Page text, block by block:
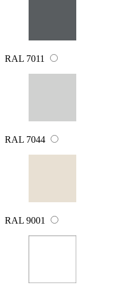
RAL 7011
RAL 7044
RAL 9001